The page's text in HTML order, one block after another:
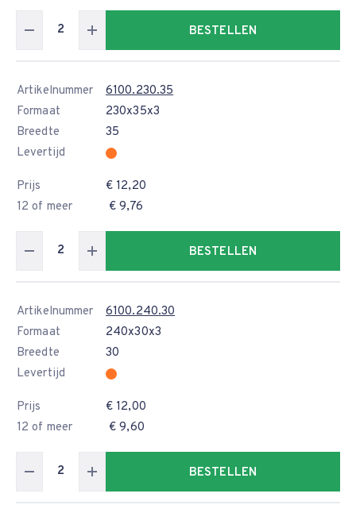
BESTELLEN
Artikelnummer
6100.230.35
Formaat
230x35x3
Breedte
35
Levertijd
Prijs
€ 12,20
12 of meer
€ 9,76
BESTELLEN
Artikelnummer
6100.240.30
Formaat
240x30x3
Breedte
30
Levertijd
Prijs
€ 12,00
12 of meer
€ 9,60
BESTELLEN